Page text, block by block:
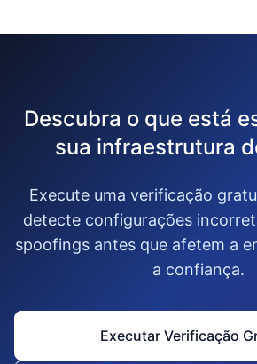
Descubra o que está
sua infraestrutura
Execute uma verificação
detecte configurações
spoofings antes que afetem a
a confiança.
Executar Verificação